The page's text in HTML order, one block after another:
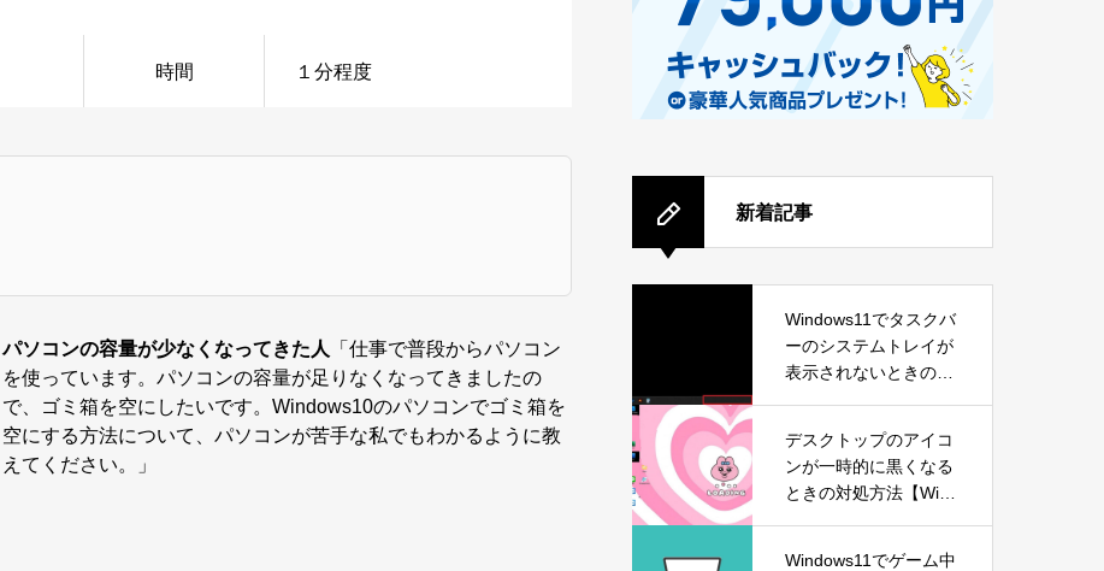
時間 １分程度
パソコンの容量が少なくなってきた人
「仕事で普段からパソコン
を使っています。パソコンの容量が足りなくなってきましたの
で、ゴミ箱を空にしたいです。Windows10のパソコンでゴミ箱を
空にする方法について、パソコンが苦手な私でもわかるように教
えてください。」
新着記事
Windows11でタスクバ
ーのシステムトレイが
表示されないときの対
デスクトップのアイコ
ンが一時的に黒くなる
ときの対処方法【Wind
Windows11でゲーム中